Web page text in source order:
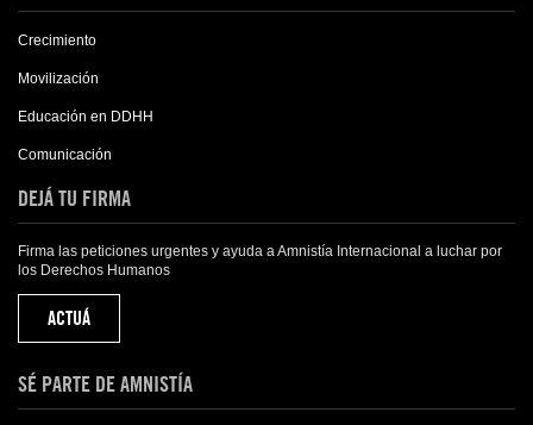
Crecimiento
Movilización
Educación en DDHH
Comunicación
DEJÁ TU FIRMA
Firma las peticiones urgentes y ayuda a Amnistía Internacional a luchar por
los Derechos Humanos
ACTUÁ
SÉ PARTE DE AMNISTÍA